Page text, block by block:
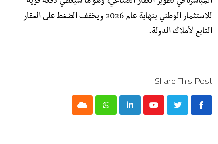
للاستثمار الوطني بنهاية عام 2026 ويخفف الضغط على العقار
التابع لأملاك الدولة.
Share This Post:
Youtube
LinkedIn
Whatsapp
Cloud